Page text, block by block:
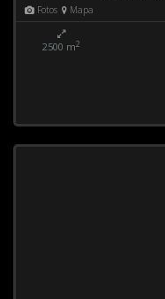
Fotos Mapa
2500 m2